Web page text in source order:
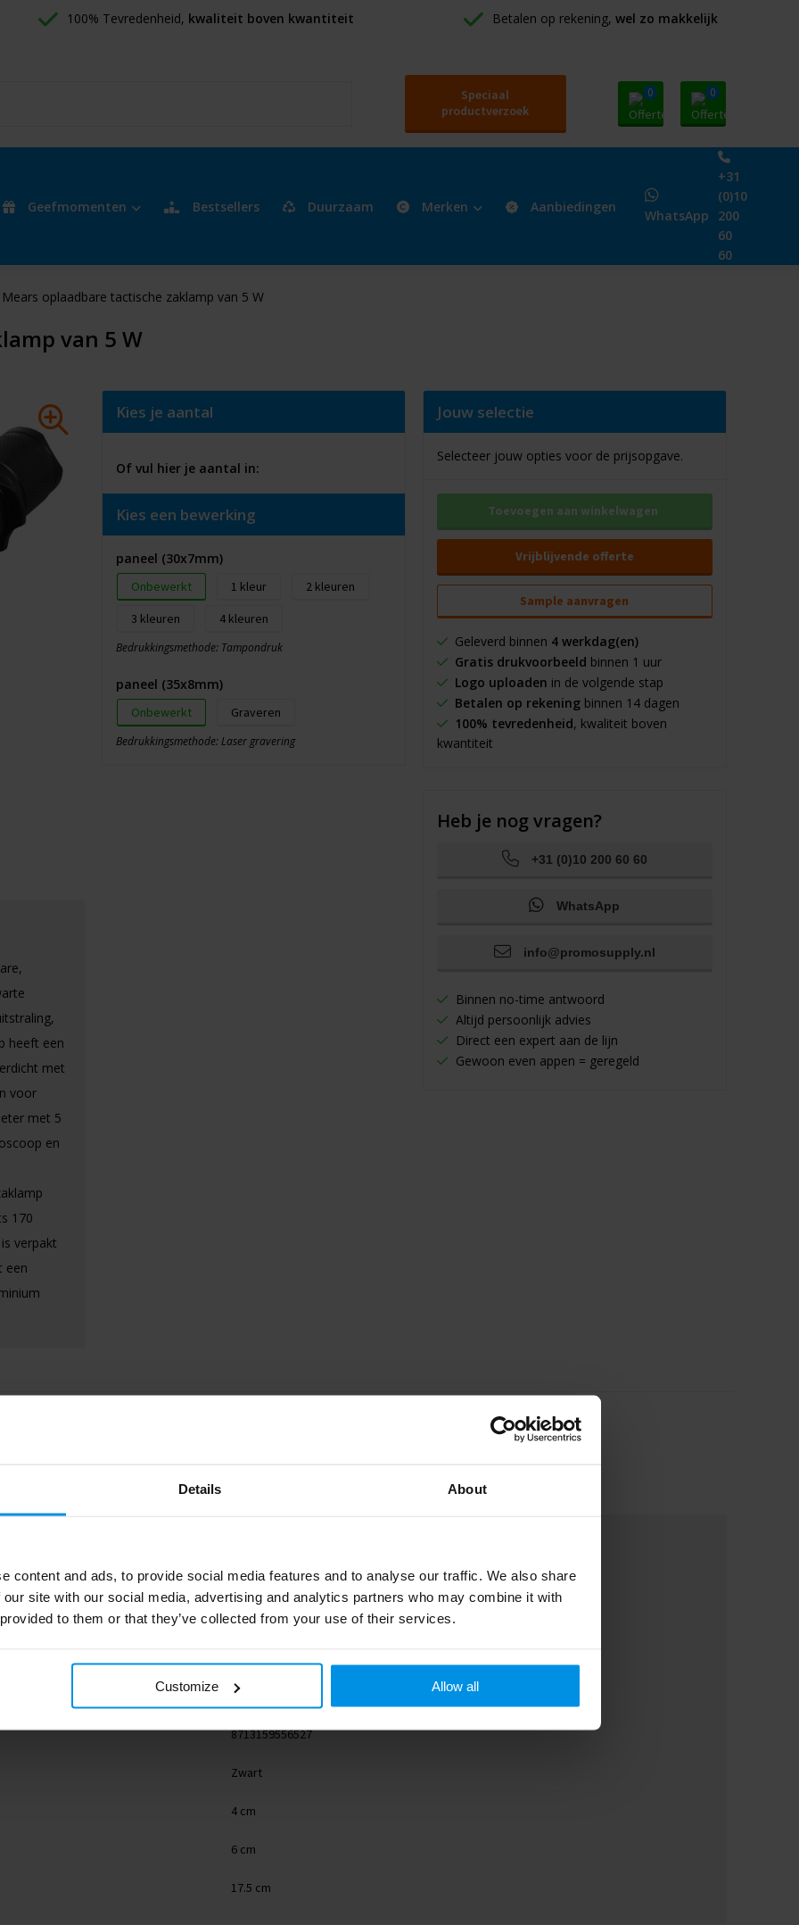
Details About
content and ads, to provide social media features and to analyse our traffic. We also share
site with our social media, advertising and analytics partners who may combine it with
to them or that they’ve collected from your use of their services.
Customize Allow all
100% Tevredenheid, kwaliteit boven kwantiteit Betalen op rekening, wel zo makkelijk
Speciaal
productverzoek
0 0
Geefmomenten Bestsellers Duurzaam Merken Aanbiedingen
WhatsApp
+31
(0)10
200
60
60
Mears oplaadbare tactische zaklamp van 5 W
van 5 W
heeft een
met
voor
met 5
en
170
verpakt
een
Kies je aantal
Of vul hier je aantal in:
Kies een bewerking
paneel (30x7mm)
Onbewerkt 1
2
3
4
Bedrukkingsmethode: Tampondruk
paneel (35x8mm)
Onbewerkt Graveren
Bedrukkingsmethode: Laser gravering
Jouw selectie
Selecteer jouw opties voor de prijsopgave.
Toevoegen aan winkelwagen
Vrijblijvende offerte
Sample aanvragen
Geleverd binnen 4 werkdag(en)
Gratis drukvoorbeeld binnen 1 uur
Logo uploaden in de volgende stap
Betalen op rekeningbinnen 14 dagen
100% tevredenheid, kwaliteit boven
kwantiteit
Heb je nog vragen?
+31 (0)10 200 60 60
WhatsApp
info@promosupply.nl
Binnen no-time antwoord
Altijd persoonlijk advies
Direct een expert aan de lijn
Gewoon even appen = geregeld
10460290
Aluminium
8713159556527
Zwart
4 cm
6 cm
17.5 cm